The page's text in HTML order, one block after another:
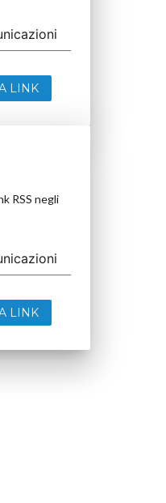
LINK
RSS negli
LINK